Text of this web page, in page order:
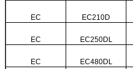
EC EC210D
EC EC250DL
EC EC480DL